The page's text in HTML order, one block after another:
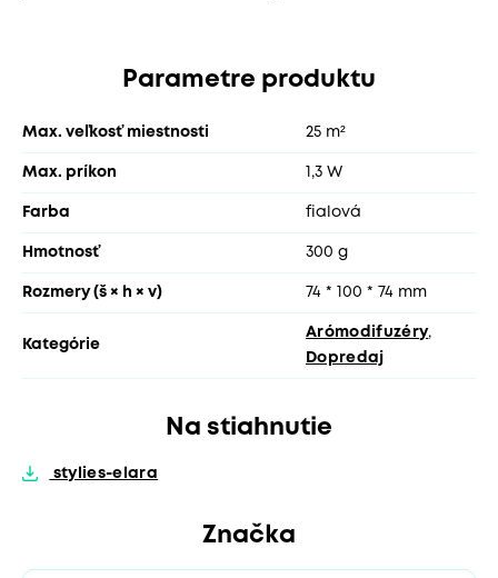
Parametre produktu
Max. veľkosť miestnosti 25 m²
Max. príkon 1,3 W
Farba fialová
Hmotnosť 300 g
Rozmery (š × h × v) 74 * 100 * 74 mm
Kategórie
Arómodifuzéry,
Dopredaj
Na stiahnutie
stylies-elara
Značka